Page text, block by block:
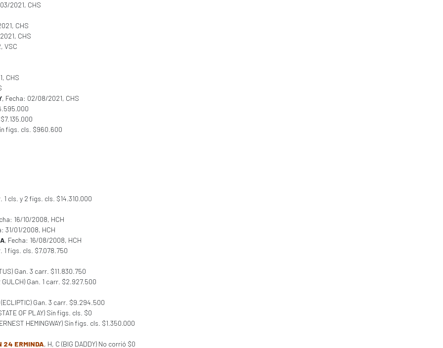
2021, CHS
CHS
CHS
VSC
CHS
, Fecha: 02/08/2021, CHS
figs. cls. $960.600
1 cls. y 2 figs. cls. $14.310.000
16/10/2008, HCH
31/01/2008, HCH
, Fecha: 16/08/2008, HCH
1 figs. cls. $7.078.750
Gan. 3 carr. $11.830.750
GULCH) Gan. 1 carr. $2.927.500
(ECLIPTIC) Gan. 3 carr. $9.294.500
OF PLAY) Sin figs. cls. $0
HEMINGWAY) Sin figs. cls. $1.350.000
24 ERMINDA, H, C (BIG DADDY) No corrió $0